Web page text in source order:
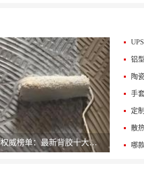
2026背胶十大品牌权威榜单：最新背胶十大公司排名 chinapp
铝
陶
手
定
散